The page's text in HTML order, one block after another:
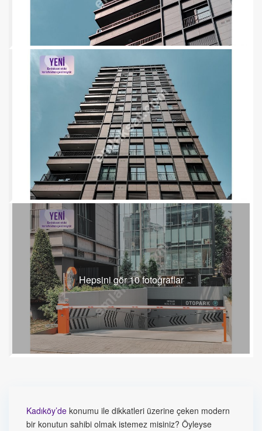
Hepsini gör 10 fotoğraflar
Kadıköy’de konumu ile dikkatleri üzerine çeken modern
bir konutun sahibi olmak istemez misiniz? Öyleyse